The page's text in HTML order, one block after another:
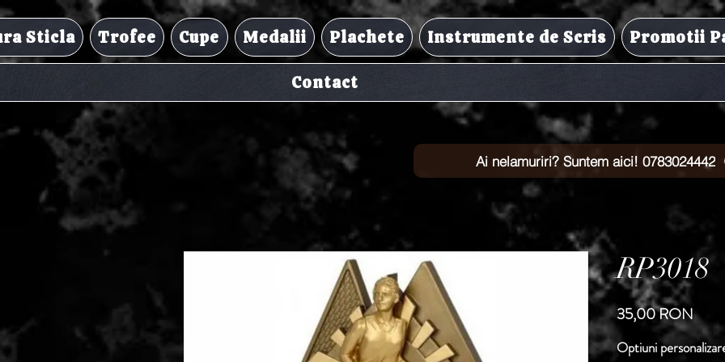
Sticla Trofee Cupe Medalii Plachete Instrumente de Scris Promotii
Contact
Ai nelamuriri? Suntem aici! 0783024442
RP3018
35,00 RONPreț
Optiuni